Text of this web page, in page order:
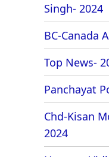
Singh- 2024
BC-Canada
Top News-
Panchayat
Chd-Kisan
2024